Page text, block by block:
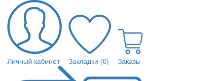
Личный кабинет Закладки (0) Заказы